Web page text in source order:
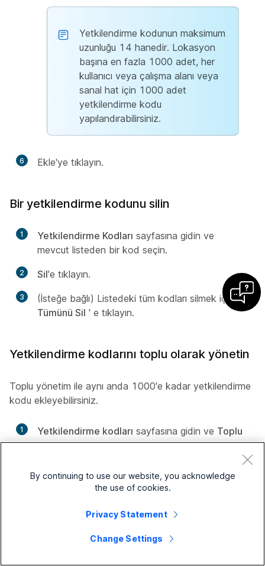
Yetkilendirme kodunun maksimum
uzunluğu 14 hanedir. Lokasyon
başına en fazla 1000 adet, her
kullanıcı veya çalışma alanı veya
sanal hat için 1000 adet
yetkilendirme kodu
yapılandırabilirsiniz.
6 Ekle'ye tıklayın.
Bir yetkilendirme kodunu silin
1 Yetkilendirme Kodları sayfasına gidin ve
mevcut listeden bir kod seçin.
2 Sil'e tıklayın.
3
(İsteğe bağlı) Listedeki tüm kodları silmek için
Tümünü Sil ' e tıklayın.
Yetkilendirme kodlarını toplu olarak yönetin
Toplu yönetim ile aynı anda 1000'e kadar yetkilendirme
kodu ekleyebilirsiniz.
1 Yetkilendirme kodları sayfasına gidin ve Toplu
Yönet' e tıklayın.
Açılır listeden ' u seçin ve Verileri indir
tıklayın.
Konumunuza ait tüm yetkilendirme kodlarını
içeren bir CSV dosyası alırsınız.
.csv şablonunu indir
By continuing to use our website, you acknowledge
the use of cookies.
Privacy Statement
Change Settings